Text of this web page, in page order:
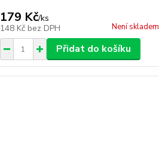
179 Kč/ks
148 Kč bez DPH Není skladem
Přidat do košíku